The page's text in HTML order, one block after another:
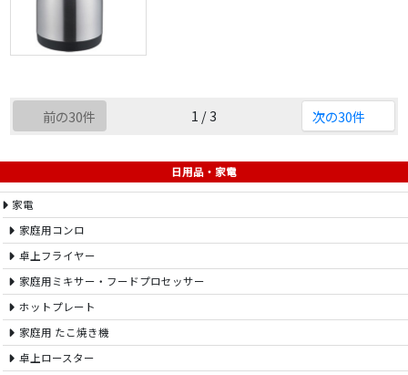
前の30件 1 / 3 次の30件
日用品・家電
家電
家庭用コンロ
卓上フライヤー
家庭用ミキサー・フードプロセッサー
ホットプレート
家庭用 たこ焼き機
卓上ロースター